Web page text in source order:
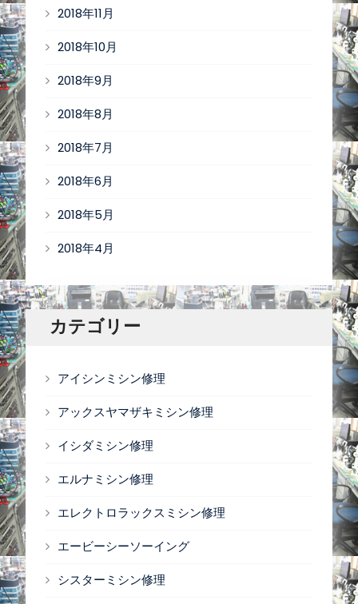
2018年11月
2018年10月
2018年9月
2018年8月
2018年7月
2018年6月
2018年5月
2018年4月
カテゴリー
アイシンミシン修理
アックスヤマザキミシン修理
イシダミシン修理
エルナミシン修理
エレクトロラックスミシン修理
エービーシーソーイング
シスターミシン修理